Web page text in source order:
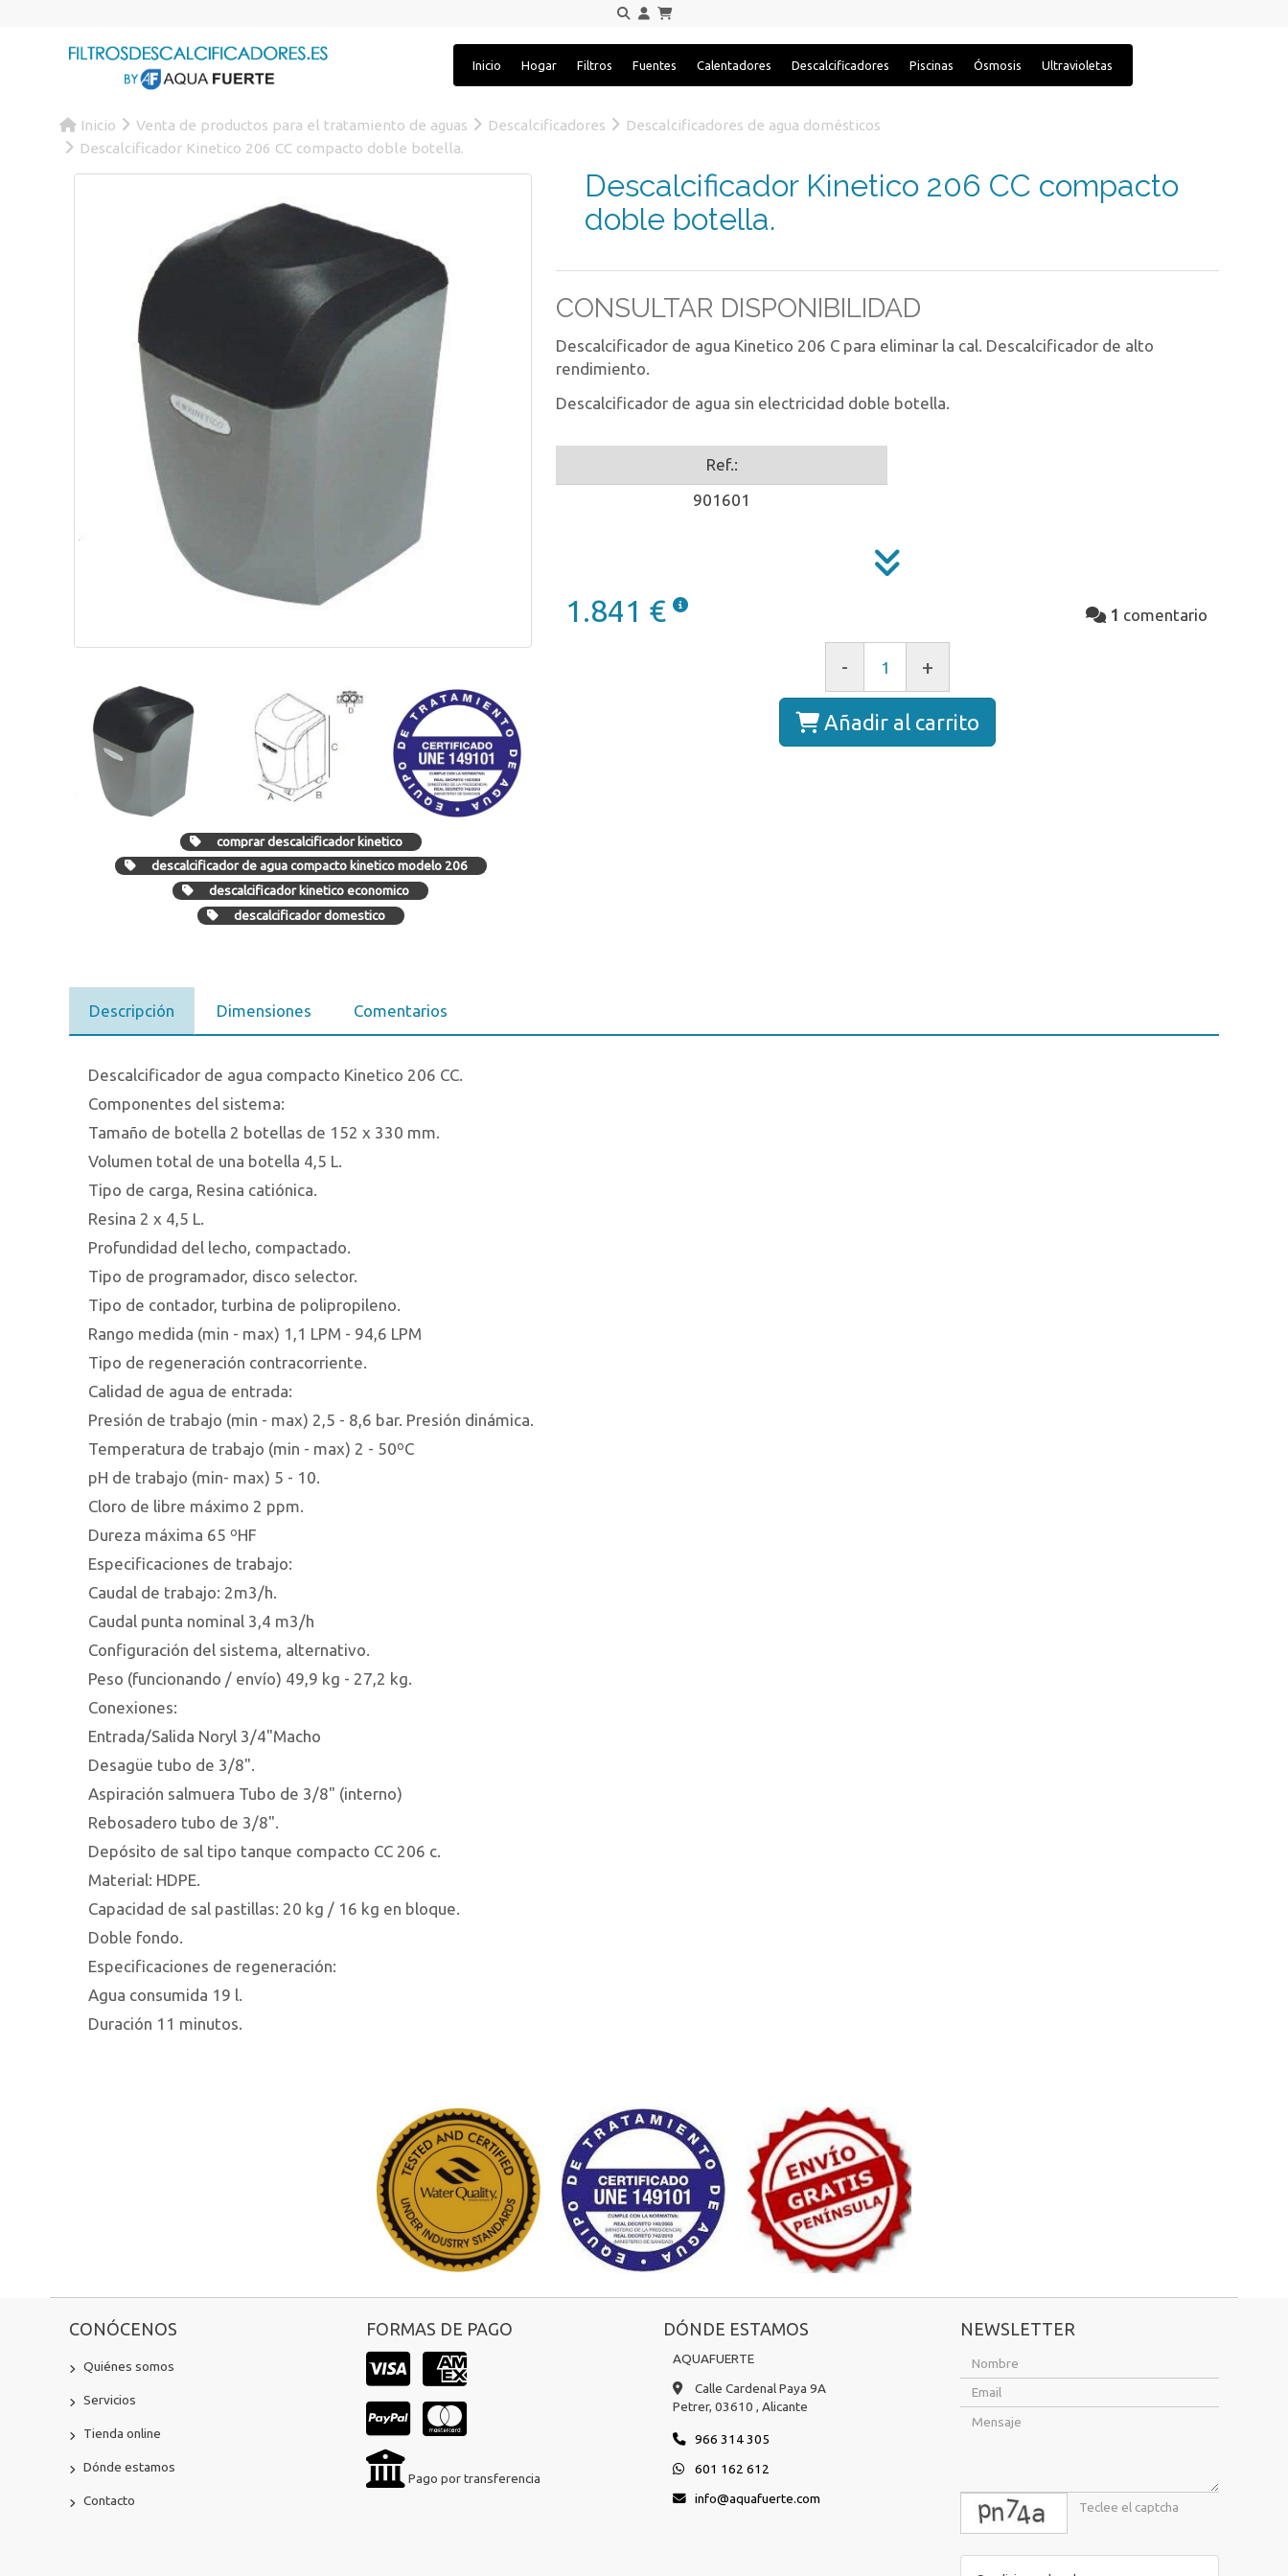
Inicio Hogar Filtros Fuentes Calentadores Descalcificadores Piscinas Ósmosis Ultravioletas
Inicio Venta de productos para el tratamiento de aguas Descalcificadores
Descalcificadores de agua domésticos
Descalcificador Kinetico 206 CC compacto doble botella.
comprar descalcificador kinetico
descalcificador de agua compacto kinetico modelo 206
descalcificador kinetico economico
descalcificador domestico
Descalcificador Kinetico 206 CC compacto
doble botella.
CONSULTAR DISPONIBILIDAD
Descalcificador de agua Kinetico 206 C para eliminar la cal. Descalcificador de alto
rendimiento.
Descalcificador de agua sin electricidad doble botella.
Ref.:
901601
1.841 € 1 comentario
- +
Añadir al carrito
Descripción Dimensiones Comentarios
Descalcificador de agua compacto Kinetico 206 CC.
Componentes del sistema:
Tamaño de botella 2 botellas de 152 x 330 mm.
Volumen total de una botella 4,5 L.
Tipo de carga, Resina catiónica.
Resina 2 x 4,5 L.
Profundidad del lecho, compactado.
Tipo de programador, disco selector.
Tipo de contador, turbina de polipropileno.
Rango medida (min - max) 1,1 LPM - 94,6 LPM
Tipo de regeneración contracorriente.
Calidad de agua de entrada:
Presión de trabajo (min - max) 2,5 - 8,6 bar. Presión dinámica.
Temperatura de trabajo (min - max) 2 - 50ºC
pH de trabajo (min- max) 5 - 10.
Cloro de libre máximo 2 ppm.
Dureza máxima 65 ºHF
Especificaciones de trabajo:
Caudal de trabajo: 2m3/h.
Caudal punta nominal 3,4 m3/h
Configuración del sistema, alternativo.
Peso (funcionando / envío) 49,9 kg - 27,2 kg.
Conexiones:
Entrada/Salida Noryl 3/4"Macho
Desagüe tubo de 3/8".
Aspiración salmuera Tubo de 3/8" (interno)
Rebosadero tubo de 3/8".
Depósito de sal tipo tanque compacto CC 206 c.
Material: HDPE.
Capacidad de sal pastillas: 20 kg / 16 kg en bloque.
Doble fondo.
Especificaciones de regeneración:
Agua consumida 19 l.
Duración 11 minutos.
CONÓCENOS
Quiénes somos
Servicios
Tienda online
Dónde estamos
Contacto
FORMAS DE PAGO
Pago por transferencia
DÓNDE ESTAMOS
AQUAFUERTE
Calle Cardenal Paya 9A
Petrer, 03610 , Alicante
966 314 305
601 162 612
info
aquafuerte.com
NEWSLETTER
captcha